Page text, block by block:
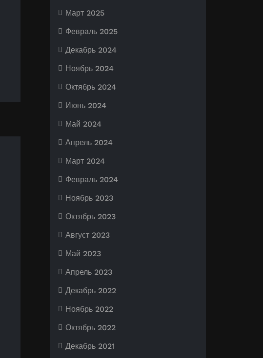
Март 2025
Февраль 2025
Декабрь 2024
Ноябрь 2024
Октябрь 2024
Июнь 2024
Май 2024
Апрель 2024
Март 2024
Февраль 2024
Ноябрь 2023
Октябрь 2023
Август 2023
Май 2023
Апрель 2023
Декабрь 2022
Ноябрь 2022
Октябрь 2022
Декабрь 2021